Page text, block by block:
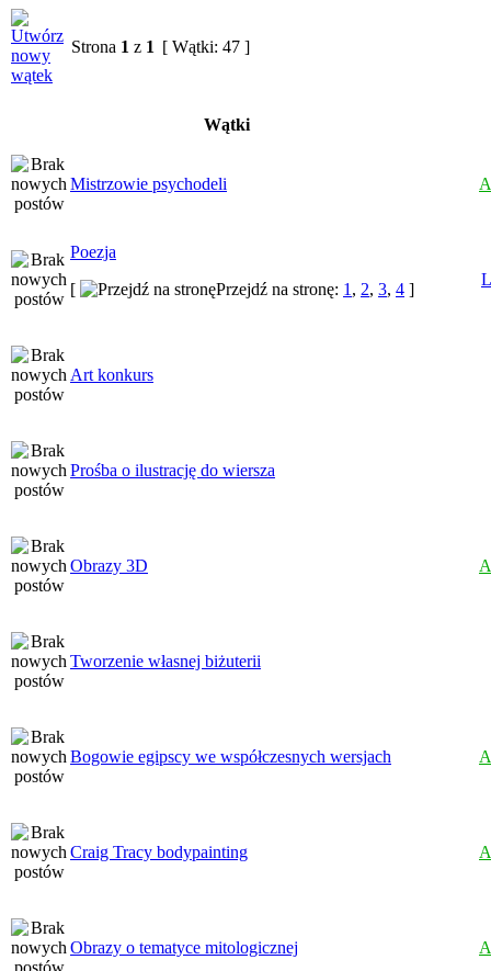
Strona 1 z 1 [ Wątki: 47 ]
Wątki
Mistrzowie psychodeli
Poezja
[
Przejdź na stronę: 1 , 2, 3, 4 ]
Art konkurs
Prośba o ilustrację do wiersza
Obrazy 3D
Tworzenie własnej biżuterii
Bogowie egipscy we współczesnych wersjach
Craig Tracy bodypainting
Obrazy o tematyce mitologicznej